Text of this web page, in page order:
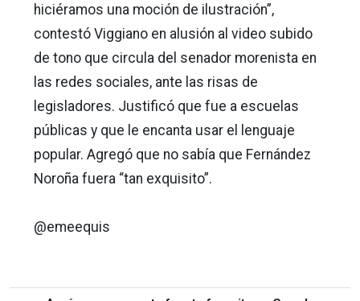
hiciéramos una moción de ilustración”,
contestó Viggiano en alusión al video subido
de tono que circula del senador morenista en
las redes sociales, ante las risas de
legisladores. Justificó que fue a escuelas
públicas y que le encanta usar el lenguaje
popular. Agregó que no sabía que Fernández
Noroña fuera “tan exquisito”.
@emeequis